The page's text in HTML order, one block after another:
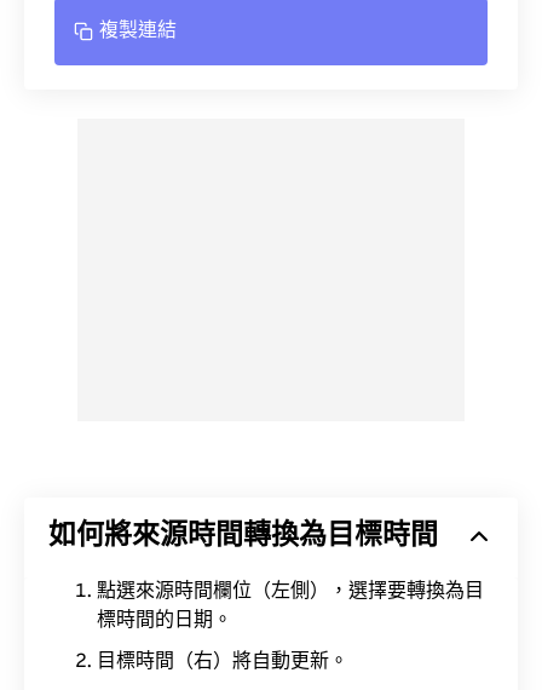
複製連結
如何將來源時間轉換為目標時間
點選來源時間欄位（左側），選擇要轉換為目
標時間的日期。
目標時間（右）將自動更新。